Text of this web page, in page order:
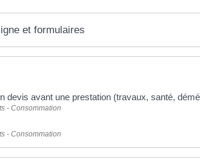
et formulaires
devis avant une prestation (travaux, santé,
- Consommation
- Consommation